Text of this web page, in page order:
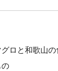
ロと和歌山